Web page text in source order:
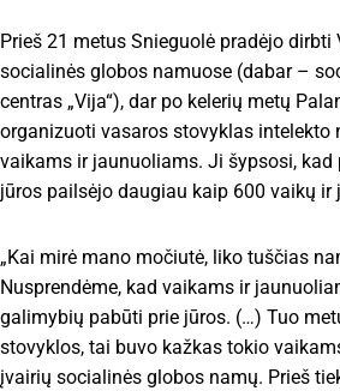
Prieš 21 metus Snieguolė pradėjo dirbti
socialinės globos namuose (dabar –
centras „Vija“), dar po kelerių metų
organizuoti vasaros stovyklas intelekto
vaikams ir jaunuoliams. Ji šypsosi, kad
jūros pailsėjo daugiau kaip 600 vaikų ir
„Kai mirė mano močiutė, liko tuščias
Nusprendėme, kad vaikams ir
galimybių pabūti prie jūros. (…) Tuo
stovyklos, tai buvo kažkas tokio
įvairių socialinės globos namų. Prieš